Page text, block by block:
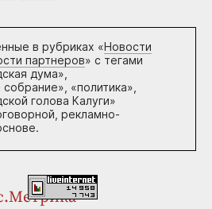
в рубриках «Новости
партнеров» с тегами
дума»,
«политика»,
голова Калуги»
рекламно-